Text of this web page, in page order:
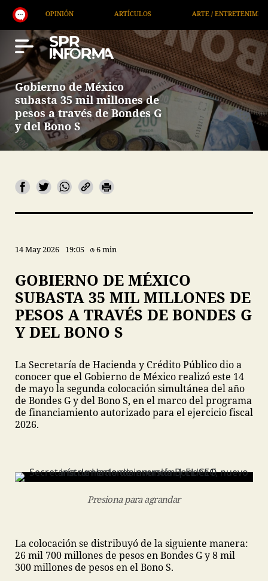
ARTÍCULOS ARTE / ENTRETENIMIENTO
Gobierno de México
subasta 35 mil millones de
pesos a través de Bondes G
y del Bono S
14 May 2026 19:05 6 min
GOBIERNO DE MÉXICO
SUBASTA 35 MIL MILLONES DE
PESOS A TRAVÉS DE BONDES G
Y DEL BONO S
La Secretaría de Hacienda y Crédito Público dio a
conocer que el Gobierno de México realizó este 14
de mayo la segunda colocación simultánea del año
de Bondes G y del Bono S, en el marco del programa
de financiamiento autorizado para el ejercicio fiscal
2026.
Presiona para agrandar
La colocación se distribuyó de la siguiente manera:
26 mil 700 millones de pesos en Bondes G y 8 mil
300 millones de pesos en el Bono S.